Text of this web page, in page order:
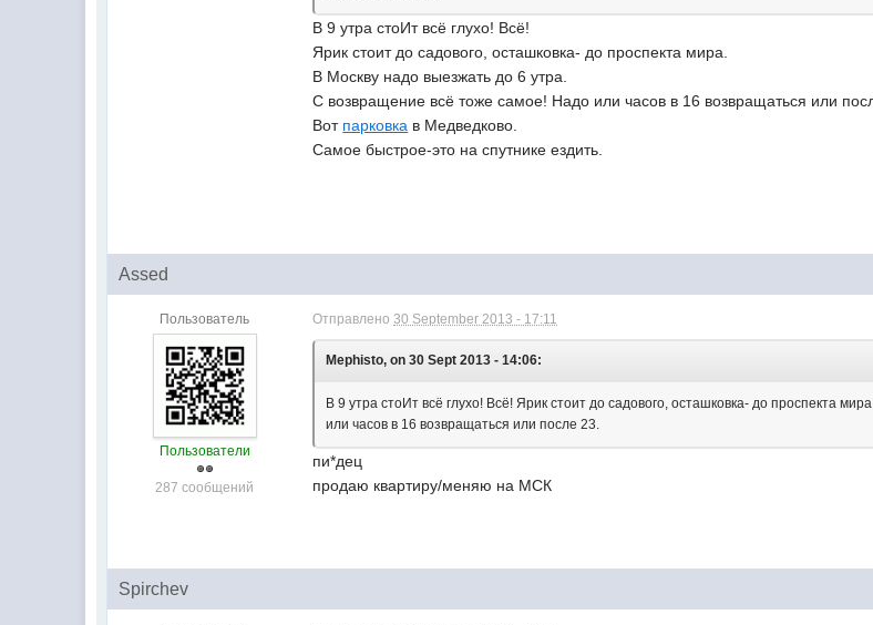
В 9 утра стоИт всё глухо! Всё!
Ярик стоит до садового, осташковка- до проспекта мира.
В Москву надо выезжать до 6 утра.
С возвращение всё тоже самое! Надо или часов в 16 возвращаться или
Вот парковка в Медведково.
Самое быстрое-это на спутнике ездить.
Assed
Пользователь
Пользователи
287 сообщений
Отправлено30 September 2013 - 17:11
Mephisto, on 30 Sept 2013 - 14:06:
В 9 утра стоИт всё глухо! Всё! Ярик стоит до садового, осташковка- до проспекта
или часов в 16 возвращаться или после 23.
пи*дец
продаю квартиру/меняю на МСК
Spirchev